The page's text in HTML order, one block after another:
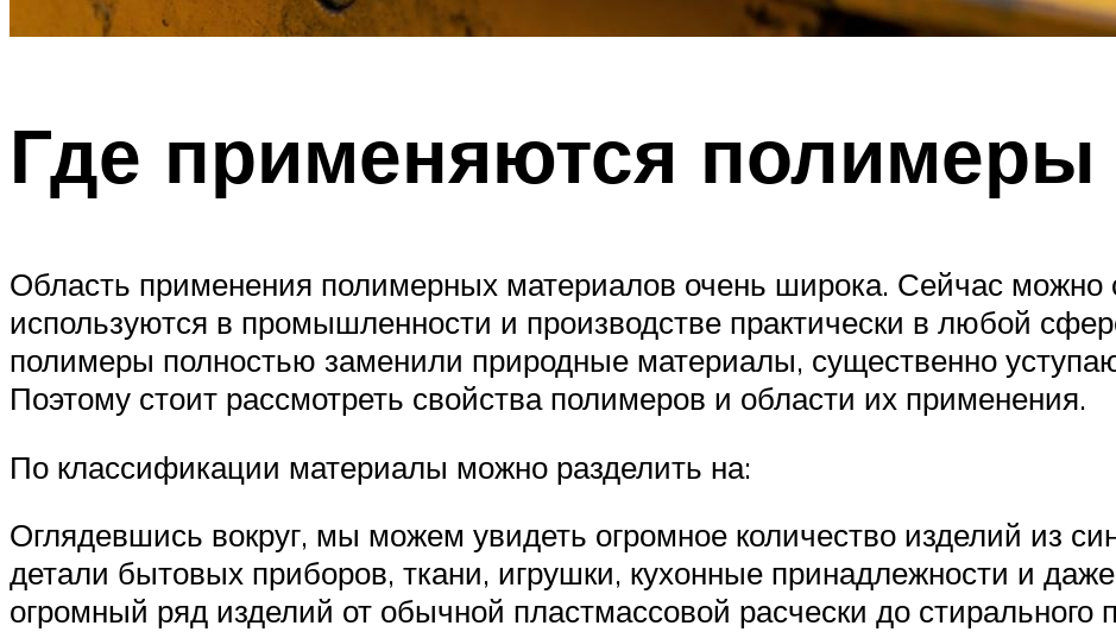
Где применяются полимеры
Область применения полимерных материалов очень широка. Сейчас можно
используются в промышленности и производстве практически в любой
полимеры полностью заменили природные материалы, существенно
Поэтому стоит рассмотреть свойства полимеров и области их применения.
По классификации материалы можно разделить на:
Оглядевшись вокруг, мы можем увидеть огромное количество изделий из
детали бытовых приборов, ткани, игрушки, кухонные принадлежности и
огромный ряд изделий от обычной пластмассовой расчески до стирального